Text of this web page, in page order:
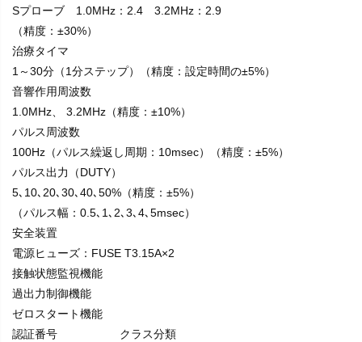
Sプローブ 1.0MHz：2.4 3.2MHz：2.9
（精度：±30%）
治療タイマ
1～30分（1分ステップ）（精度：設定時間の±5%）
音響作用周波数
1.0MHz、 3.2MHz（精度：±10%）
パルス周波数
100Hz（パルス繰返し周期：10msec）（精度：±5%）
パルス出力（DUTY）
5､10､20､30､40､50%（精度：±5%）
（パルス幅：0.5､1､2､3､4､5msec）
安全装置
電源ヒューズ：FUSE T3.15A×2
接触状態監視機能
過出力制御機能
ゼロスタート機能
認証番号
クラス分類